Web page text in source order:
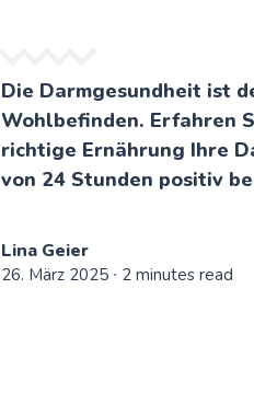
Die Darmgesundheit ist
Wohlbefinden. Erfahren
richtige Ernährung Ihre
von 24 Stunden positiv
Lina Geier
26. März 2025 ∙ 2 minutes read